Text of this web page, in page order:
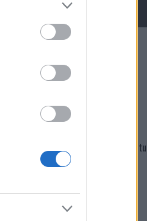
NECROLOGIE
Martina Agostina
I nostri cari